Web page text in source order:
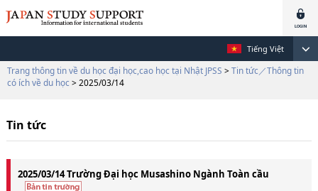
Tiếng Việt
Trang thông tin về du học đại học,cao học tại Nhật JPSS > Tin tức／Thông tin
có ích về du học > 2025/03/14
Tin tức
2025/03/14 Trường Đại học Musashino Ngành Toàn cầu